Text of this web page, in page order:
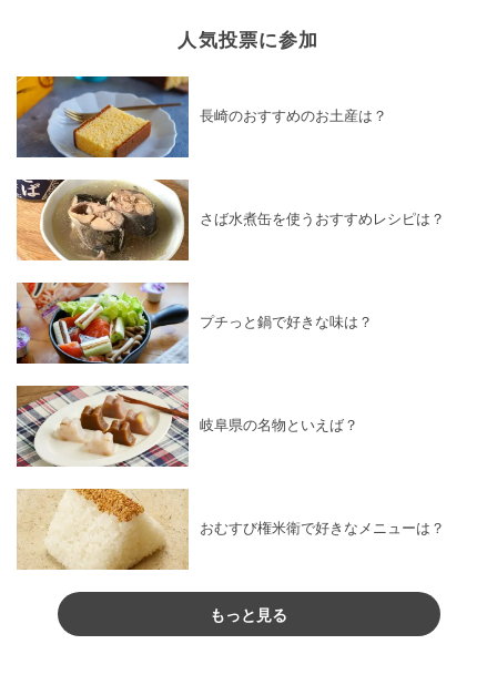
人気投票に参加
長崎のおすすめのお土産は？
さば水煮缶を使うおすすめレシピは？
プチっと鍋で好きな味は？
岐阜県の名物といえば？
おむすび権米衛で好きなメニューは？
もっと見る